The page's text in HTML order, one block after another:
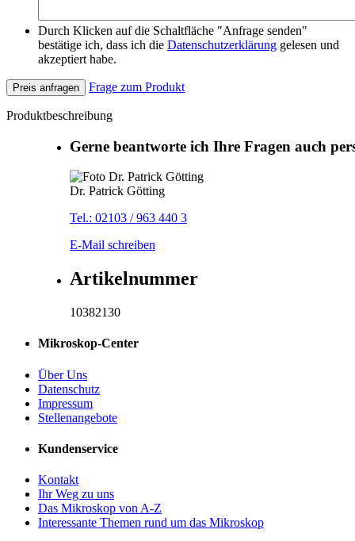
Durch Klicken auf die Schaltfläche "Anfrage senden"
bestätige ich, dass ich die Datenschutzerklärung gelesen und
akzeptiert habe.
Preis anfragen Frage zum Produkt
Produktbeschreibung
Gerne beantworte ich Ihre Fragen auch
Dr. Patrick Götting
Tel.: 02103 / 963 440 3
E-Mail schreiben
Artikelnummer
10382130
Mikroskop-Center
Über Uns
Datenschutz
Impressum
Stellenangebote
Kundenservice
Kontakt
Ihr Weg zu uns
Das Mikroskop von A-Z
Interessante Themen rund um das Mikroskop